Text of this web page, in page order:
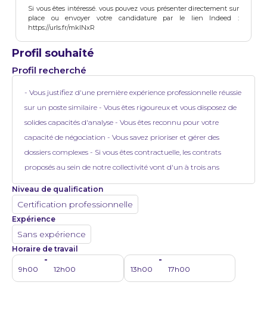
Si vous êtes intéressé. vous pouvez vous présenter directement sur
place ou envoyer votre candidature par le lien Indeed :
https://urls.fr/mkINxR
Profil souhaité
Profil recherché
- Vous justifiez d'une première expérience professionnelle réussie
sur un poste similaire - Vous êtes rigoureux et vous disposez de
solides capacités d'analyse - Vous êtes reconnu pour votre
capacité de négociation - Vous savez prioriser et gérer des
dossiers complexes - Si vous êtes contractuelle, les contrats
proposés au sein de notre collectivité vont d'un à trois ans
Niveau de qualification
Certification professionnelle
Expérience
Sans expérience
Horaire de travail
9h00
-
12h00 13h00
-
17h00